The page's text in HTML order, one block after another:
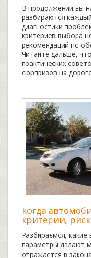
В продолжении вы
разбираются
диагностики
критериев выбора
рекомендаций по
Читайте дальше,
практических
сюрпризов на
Когда
критерии,
Разбираемся, какие
параметры делают
отражается в